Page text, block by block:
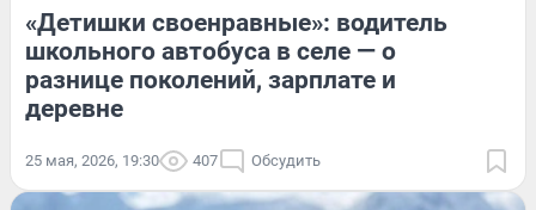
«Детишки своенравные»: водитель
школьного автобуса в селе — о
разнице поколений, зарплате и
деревне
25 мая, 2026, 19:30 407 Обсудить